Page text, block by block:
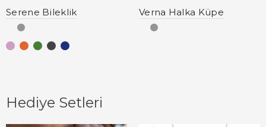
Serene Bileklik Verna Halka Küpe
Hediye Setleri